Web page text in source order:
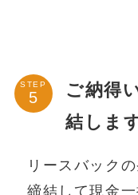
STEP
ご納得
結しま
リースバック
締結して現金